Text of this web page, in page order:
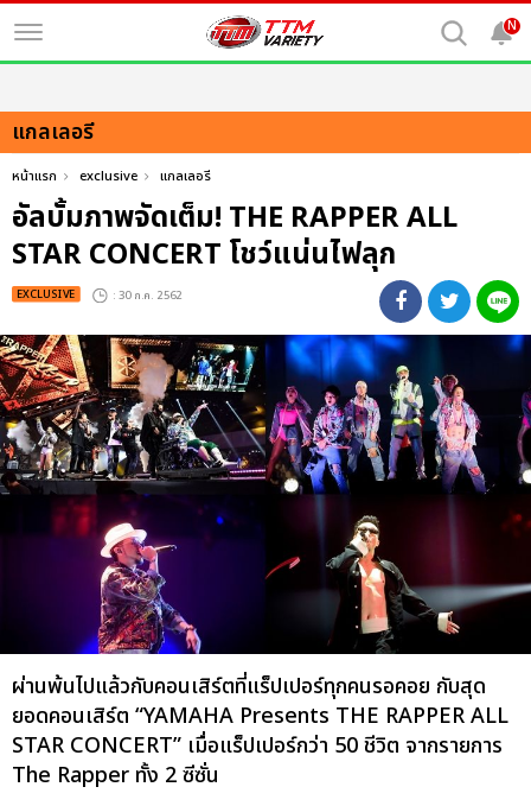
N
แกลเลอรี
หน้าแรก exclusive แกลเลอรี
อัลบั้มภาพจัดเต็ม! THE RAPPER ALL
STAR CONCERT โชว์แน่นไฟลุก
EXCLUSIVE : 30 ก.ค. 2562
ผ่านพ้นไปแล้วกับคอนเสิร์ตที่แร็ปเปอร์ทุกคนรอคอย กับสุด
ยอดคอนเสิร์ต “YAMAHA Presents THE RAPPER ALL
STAR CONCERT” เมื่อแร็ปเปอร์กว่า 50 ชีวิต จากรายการ
The Rapper ทั้ง 2 ซีซั่น